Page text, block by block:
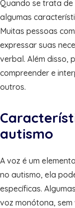
Quando se trata de
algumas
Muitas pessoas
expressar suas
verbal. Além disso,
compreender e
outros.
autismo
A voz é um
no autismo, ela
específicas.
voz monótona,